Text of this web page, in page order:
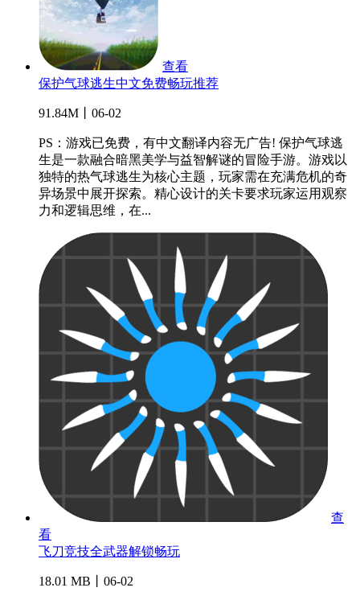
查看
保护气球逃生中文免费畅玩推荐
91.84M丨06-02
PS：游戏已免费，有中文翻译内容无广告! 保护气球逃
生是一款融合暗黑美学与益智解谜的冒险手游。游戏以
独特的热气球逃生为核心主题，玩家需在充满危机的奇
异场景中展开探索。精心设计的关卡要求玩家运用观察
力和逻辑思维，在...
查
看
飞刀竞技全武器解锁畅玩
18.01 MB丨06-02